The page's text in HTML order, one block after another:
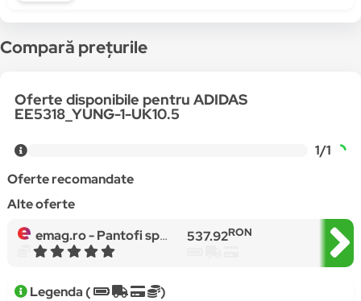
Compară prețurile
Oferte disponibile pentru ADIDAS
EE5318_YUNG-1-UK10.5
1/1
Oferte recomandate
Alte oferte
emag.ro -Pantofi sport barbati Adidas model YUNG-1, Gri 537.92RON
Legenda ( )